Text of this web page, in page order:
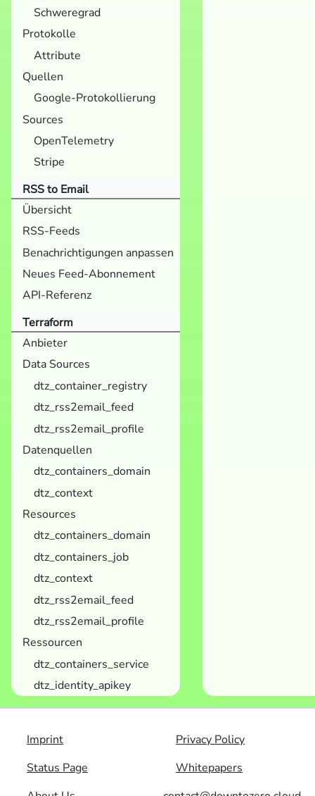
Schweregrad
Protokolle
Attribute
Quellen
Google-Protokollierung
Sources
OpenTelemetry
Stripe
RSS to Email
Übersicht
RSS-Feeds
Benachrichtigungen anpassen
Neues Feed-Abonnement
API-Referenz
Terraform
Anbieter
Data Sources
dtz_container_registry
dtz_rss2email_feed
dtz_rss2email_profile
Datenquellen
dtz_containers_domain
dtz_context
Resources
dtz_containers_domain
dtz_containers_job
dtz_context
dtz_rss2email_feed
dtz_rss2email_profile
Ressourcen
dtz_containers_service
dtz_identity_apikey
Imprint
Privacy Policy
Status Page
Whitepapers